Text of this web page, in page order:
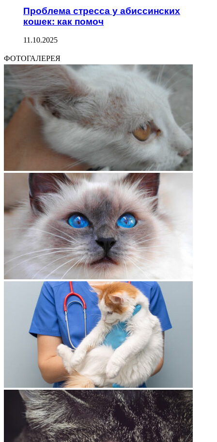
Проблема стресса у абиссинских
кошек: как помоч
11.10.2025
ФОТОГАЛЕРЕЯ